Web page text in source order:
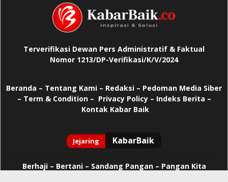
Terverifikasi Dewan Pers Administratif & Faktual
Nomor 1213/DP-Verifikasi/K/V/2024
Beranda – Tentang Kami – Redaksi – Pedoman Media Siber
– Term & Condition – Privacy Policy– Indeks Berita –
Kontak Kabar Baik
Berhaji– Bertani – Sandang Pangan – Pangan Kita